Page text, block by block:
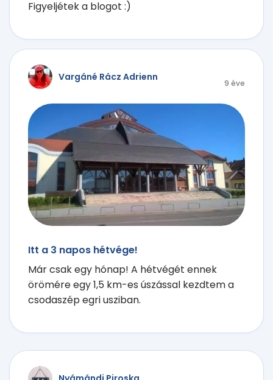
Figyeljétek a blogot :)
Vargáné Rácz Adrienn
9 éve
Itt a 3 napos hétvége!
Már csak egy hónap! A hétvégét ennek
örömére egy 1,5 km-es úszással kezdtem a
csodaszép egri usziban.